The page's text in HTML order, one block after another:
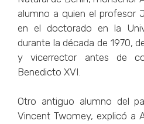
alumno a quien el profesor
en el doctorado en la
durante la década de 1970,
y vicerrector antes de
Benedicto XVI.
Otro antiguo alumno del
Vincent Twomey, explicó a